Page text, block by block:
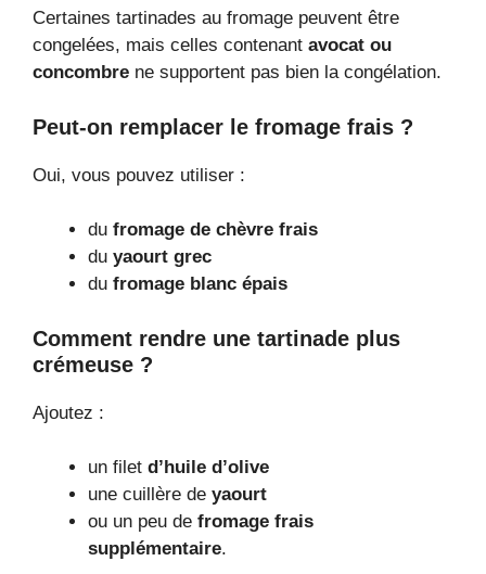
Certaines tartinades au fromage peuvent être
congelées, mais celles contenant avocat ou
concombre ne supportent pas bien la congélation.
Peut-on remplacer le fromage frais ?
Oui, vous pouvez utiliser :
du fromage de chèvre frais
du yaourt grec
du fromage blanc épais
Comment rendre une tartinade plus
crémeuse ?
Ajoutez :
un filet d’huile d’olive
une cuillère de yaourt
ou un peu de fromage frais
supplémentaire.